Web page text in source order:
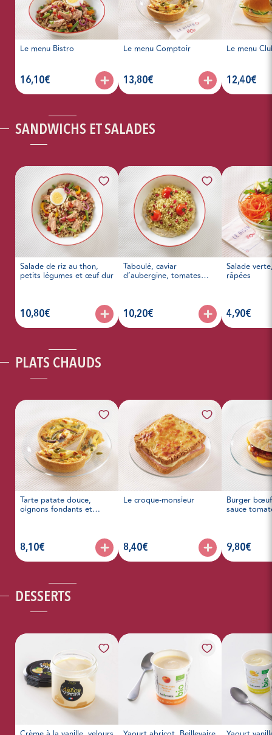
Le menu Bistro
articles, prix :
16,10€
Le menu Comptoir
articles, prix :
13,80€
Le menu
articles, prix :
12,40€
SANDWICHS ET SALADES
Salade de riz au thon,
petits légumes et œuf dur
articles, prix :
10,80€
Taboulé, caviar
d’aubergine, tomates
articles, prix :
10,20€
Salade
râpées
articles, prix :
4,90€
PLATS CHAUDS
Tarte patate douce,
oignons fondants et
articles, prix :
8,10€
Le croque-monsieur
articles, prix :
8,40€
Burger
sauce
articles, prix :
9,80€
DESSERTS